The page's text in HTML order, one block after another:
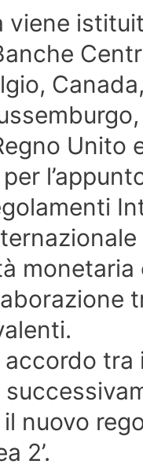
viene
Unito
monetaria
accordo
nuovo
2’.